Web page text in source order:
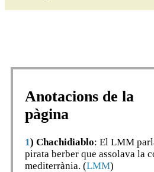
Anotacions de la
pàgina
1) Chachidiablo: El LMM
pirata berber que assolava la
mediterrània. (LMM)